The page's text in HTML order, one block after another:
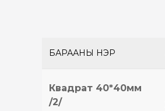
БАРААНЫ НЭР
Квадрат 40*40мм
/2/